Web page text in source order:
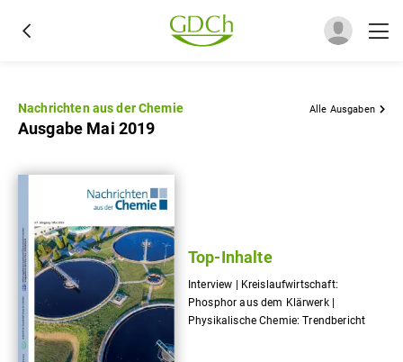
Nachrichten aus der Chemie Alle Ausgaben
Ausgabe Mai 2019
Top-Inhalte
Interview | Kreislaufwirtschaft:
Phosphor aus dem Klärwerk |
Physikalische Chemie: Trendbericht